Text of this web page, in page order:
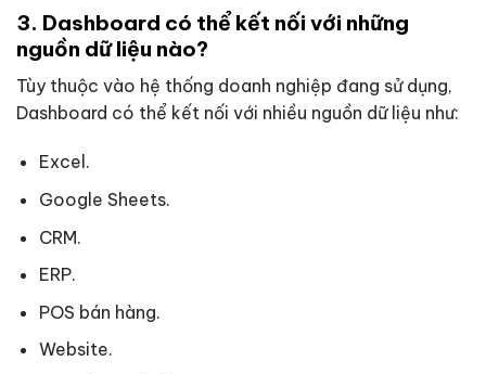
3. Dashboard có thể kết nối với những
nguồn dữ liệu nào?
Tùy thuộc vào hệ thống doanh nghiệp đang sử dụng,
Dashboard có thể kết nối với nhiều nguồn dữ liệu như:
Excel.
Google Sheets.
CRM.
ERP.
POS bán hàng.
Website.